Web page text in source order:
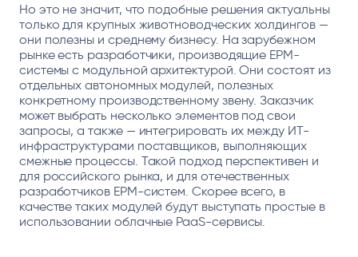
Но это не значит, что подобные решения актуальны
только для крупных животноводческих холдингов —
они полезны и среднему бизнесу. На зарубежном
рынке есть разработчики, производящие EPM-
системы с модульной архитектурой. Они состоят из
отдельных автономных модулей, полезных
конкретному производственному звену. Заказчик
может выбрать несколько элементов под свои
запросы, а также — интегрировать их между ИТ-
инфраструктурами поставщиков, выполняющих
смежные процессы. Такой подход перспективен и
для российского рынка, и для отечественных
разработчиков EPM-систем. Скорее всего, в
качестве таких модулей будут выступать простые в
использовании облачные PaaS-сервисы.